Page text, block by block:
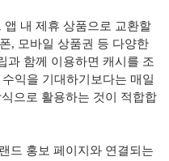
내 제휴 상품으로 교환할
, 모바일 상품권 등 다양한
과 함께 이용하면 캐시를 조
익을 기대하기보다는 매일
으로 활용하는 것이 적합합
드 홍보 페이지와 연결되는